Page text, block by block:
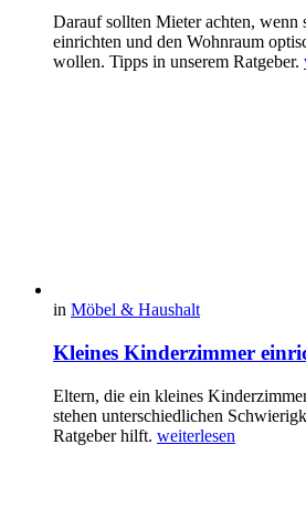
Darauf sollten Mieter achten, wenn
einrichten und den Wohnraum
wollen. Tipps in unserem Ratgeber.
in Möbel & Haushalt
Kleines Kinderzimmer
Eltern, die ein kleines
stehen unterschiedlichen
Ratgeber hilft. weiterlesen